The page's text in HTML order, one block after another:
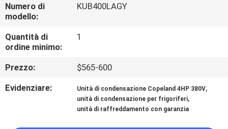
CIRCA
NOI
GIRO
DELLA
FABBRICA
Numero di
modello:
KUB400LAGY
Quantità di
ordine minimo:
1
Prezzo:
$565-600
Evidenziare:
Unità di condensazione Copeland 4HP 380V,
unità di condensazione per frigoriferi,
unità di raffreddamento con garanzia